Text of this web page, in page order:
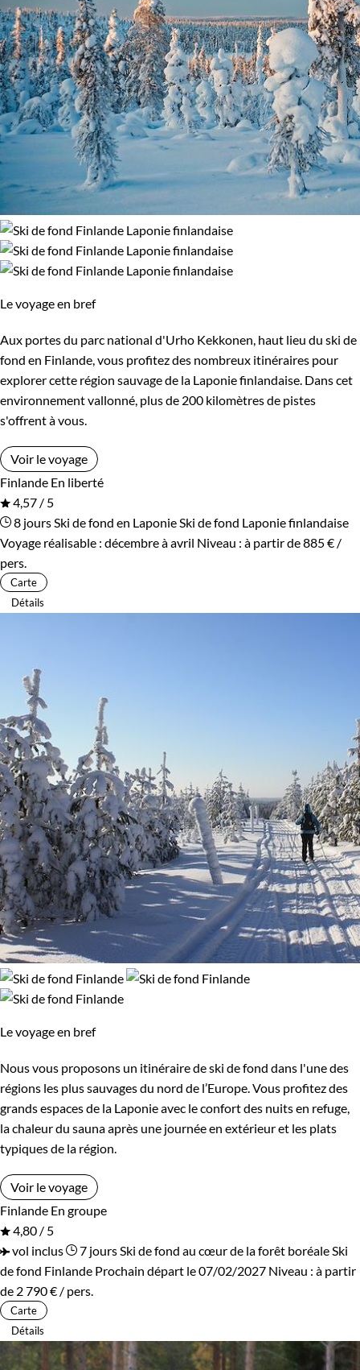
Le voyage en bref
Aux portes du parc national d'Urho Kekkonen, haut lieu du ski de
fond en Finlande, vous profitez des nombreux itinéraires pour
explorer cette région sauvage de la Laponie finlandaise. Dans cet
environnement vallonné, plus de 200 kilomètres de pistes
s'offrent à vous.
Voir le voyage
Finlande En liberté
4,57 / 5
8 joursSki de fond en LaponieSki de fond Laponie finlandaise
Voyage réalisable : décembre à avril Niveau : à partir de885 € /
pers.
Carte
Détails
Le voyage en bref
Nous vous proposons un itinéraire de ski de fond dans l'une des
régions les plus sauvages du nord de l’Europe. Vous profitez des
grands espaces de la Laponie avec le confort des nuits en refuge,
la chaleur du sauna après une journée en extérieur et les plats
typiques de la région.
Voir le voyage
Finlande En groupe
4,80 / 5
vol inclus
7 joursSki de fond au cœur de la forêt boréaleSki
de fond Finlande Prochain départ le 07/02/2027 Niveau : à partir
de 2 790 € / pers.
Carte
Détails